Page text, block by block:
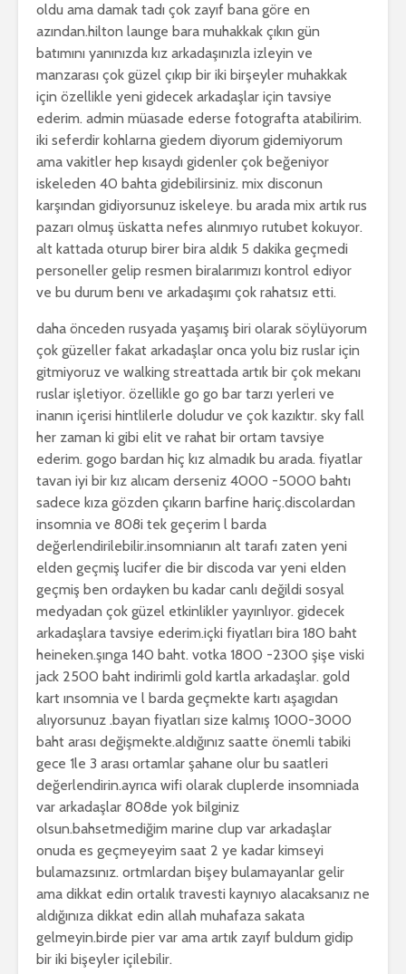
oldu ama damak tadı çok zayıf bana göre en
azından.hilton launge bara muhakkak çıkın gün
batımını yanınızda kız arkadaşınızla izleyin ve
manzarası çok güzel çıkıp bir iki birşeyler muhakkak
için özellikle yeni gidecek arkadaşlar için tavsiye
ederim. admin müasade ederse fotografta atabilirim.
iki seferdir kohlarna giedem diyorum gidemiyorum
ama vakitler hep kısaydı gidenler çok beğeniyor
iskeleden 40 bahta gidebilirsiniz. mix disconun
karşından gidiyorsunuz iskeleye. bu arada mix artık rus
pazarı olmuş üskatta nefes alınmıyo rutubet kokuyor.
alt kattada oturup birer bira aldık 5 dakika geçmedi
personeller gelip resmen biralarımızı kontrol ediyor
ve bu durum benı ve arkadaşımı çok rahatsız etti.
daha önceden rusyada yaşamış biri olarak söylüyorum
çok güzeller fakat arkadaşlar onca yolu biz ruslar için
gitmiyoruz ve walking streattada artık bir çok mekanı
ruslar işletiyor. özellikle go go bar tarzı yerleri ve
inanın içerisi hintlilerle doludur ve çok kazıktır. sky fall
her zaman ki gibi elit ve rahat bir ortam tavsiye
ederim. gogo bardan hiç kız almadık bu arada. fiyatlar
tavan iyi bir kız alıcam derseniz 4000 -5000 bahtı
sadece kıza gözden çıkarın barfine hariç.discolardan
insomnia ve 808i tek geçerim l barda
değerlendirilebilir.insomnianın alt tarafı zaten yeni
elden geçmiş lucifer die bir discoda var yeni elden
geçmiş ben ordayken bu kadar canlı değildi sosyal
medyadan çok güzel etkinlikler yayınlıyor. gidecek
arkadaşlara tavsiye ederim.içki fiyatları bira 180 baht
heineken.şınga 140 baht. votka 1800 -2300 şişe viski
jack 2500 baht indirimli gold kartla arkadaşlar. gold
kart ınsomnia ve l barda geçmekte kartı aşagıdan
alıyorsunuz .bayan fiyatları size kalmış 1000-3000
baht arası değişmekte.aldığınız saatte önemli tabiki
gece 1le 3 arası ortamlar şahane olur bu saatleri
değerlendirin.ayrıca wifi olarak cluplerde insomniada
var arkadaşlar 808de yok bilginiz
olsun.bahsetmediğim marine clup var arkadaşlar
onuda es geçmeyeyim saat 2 ye kadar kimseyi
bulamazsınız. ortmlardan bişey bulamayanlar gelir
ama dikkat edin ortalık travesti kaynıyo alacaksanız ne
aldığınıza dikkat edin allah muhafaza sakata
gelmeyin.birde pier var ama artık zayıf buldum gidip
bir iki bişeyler içilebilir.